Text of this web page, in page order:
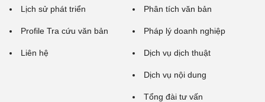
Lịch sử phát triển
Profile Tra cứu văn bản
Liên hệ
Phân tích văn bản
Pháp lý doanh nghiệp
Dịch vụ dịch thuật
Dịch vụ nội dung
Tổng đài tư vấn